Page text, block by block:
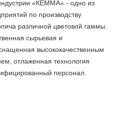
«КЕММА» - одно из
по производству
различной цветовой гаммы.
сырьевая и
высококачественным
отлаженная технология
персонал.